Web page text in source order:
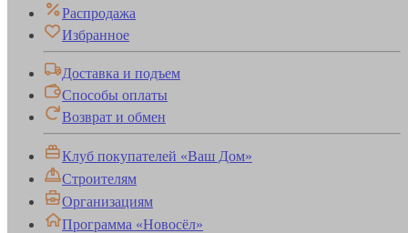
Распродажа
Избранное
Доставка и подъем
Способы оплаты
Возврат и обмен
Клуб покупателей «Ваш Дом»
Строителям
Организациям
Программа «Новосёл»